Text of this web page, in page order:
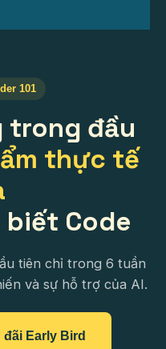
101
trong đầu
thực tế
Code
tiên chỉ trong 6 tuần
và sự hỗ trợ của AI.
Early Bird